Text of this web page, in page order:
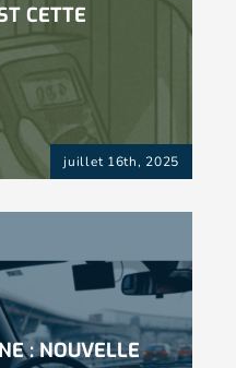
CETTE
juillet 16th, 2025
: NOUVELLE